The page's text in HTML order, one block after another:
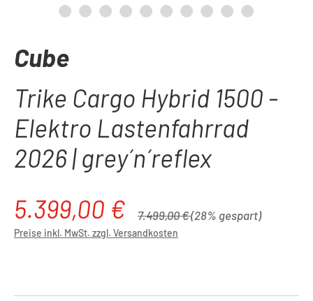
Cube
Trike Cargo Hybrid 1500 -
Elektro Lastenfahrrad
2026 | grey´n´reflex
Verkaufspreis:
5.399,00 € Regulärer Preis:
7.499,00 €(28% gespart)
Preise inkl. MwSt. zzgl. Versandkosten